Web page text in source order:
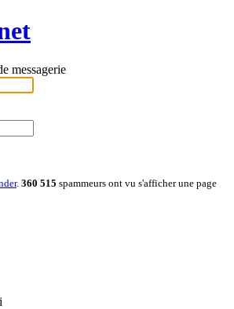
messagerie
. 360 515 spammeurs ont vu s'afficher une page